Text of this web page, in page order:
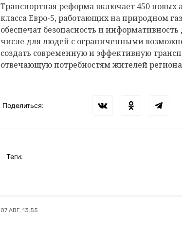
Транспортная реформа включает 450 новых
класса Евро-5, работающих на природном
обеспечат безопасность и
числе для людей с ограниченными
создать современную и эффективную
отвечающую потребностям жителей
Поделиться:
Теги:
07 АВГ, 13:55